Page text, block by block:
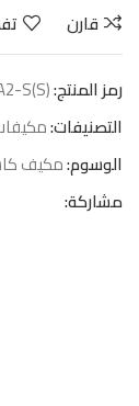
قارن
رمز المنتج:S(S)
التصنيفات:
الوسوم:مكيف كاسيت -
مشاركة: